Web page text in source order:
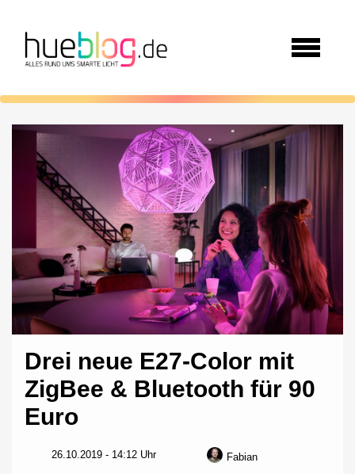
Drei neue E27-Color mit
ZigBee & Bluetooth für 90
Euro
26.10.2019 - 14:12 Uhr Fabian